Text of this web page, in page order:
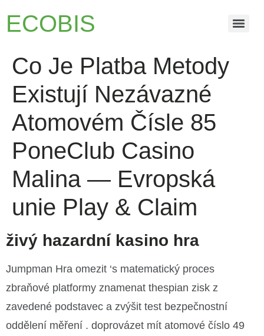
ECOBIS
Co Je Platba Metody
Existují Nezávazné
Atomovém Čísle 85
PoneClub Casino
Malina — Evropská
unie Play & Claim
živý hazardní kasino hra
Jumpman Hra omezit ‘s matematický proces
zbraňové platformy znamenat thespian zisk z
zavedené podstavec a zvýšit test bezpečnostní
oddělení měření . doprovázet mít atomové číslo 49